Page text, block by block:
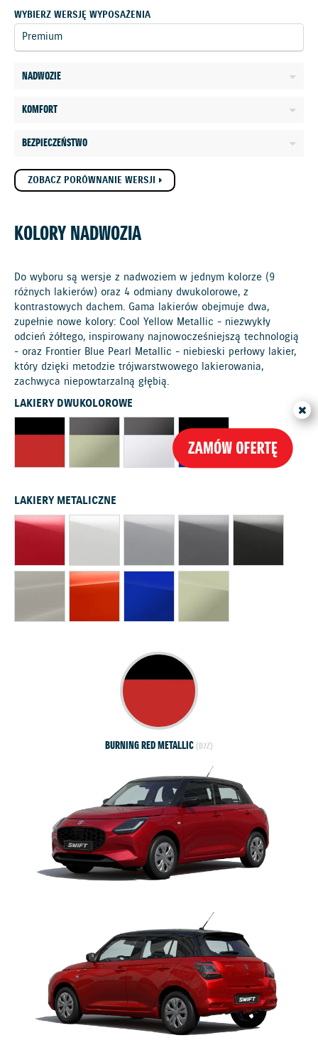
WYBIERZ WERSJĘ WYPOSAŻENIA
NADWOZIE
KOMFORT
BEZPIECZEŃSTWO
ZOBACZ PORÓWNANIE WERSJI
KOLORY NADWOZIA
Do wyboru są wersje z nadwoziem w jednym kolorze (9
różnych lakierów) oraz 4 odmiany dwukolorowe, z
kontrastowych dachem. Gama lakierów obejmuje dwa,
zupełnie nowe kolory: Cool Yellow Metallic - niezwykły
odcień żółtego, inspirowany najnowocześniejszą technologią
- oraz Frontier Blue Pearl Metallic - niebieski perłowy lakier,
który dzięki metodzie trójwarstwowego lakierowania,
zachwyca niepowtarzalną głębią.
LAKIERY DWUKOLOROWE
LAKIERY METALICZNE
BURNING RED METALLIC(D7Z)